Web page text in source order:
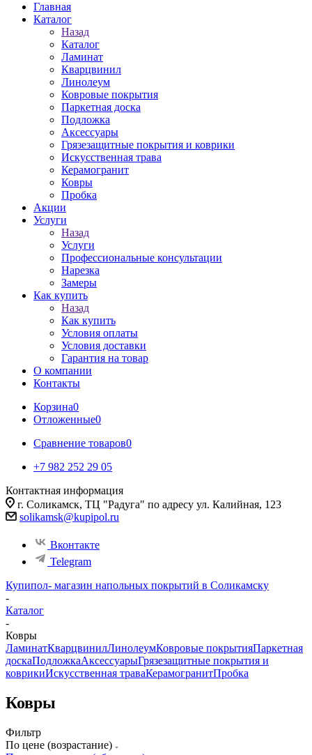
Главная
Каталог
Назад
Каталог
Ламинат
Кварцвинил
Линолеум
Ковровые покрытия
Паркетная доска
Подложка
Аксессуары
Грязезащитные покрытия и коврики
Искусственная трава
Керамогранит
Ковры
Пробка
Акции
Услуги
Назад
Услуги
Профессиональные консультации
Нарезка
Замеры
Как купить
Назад
Как купить
Условия оплаты
Условия доставки
Гарантия на товар
О компании
Контакты
Корзина0
Отложенные0
Сравнение товаров0
+7 982 252 29 05
Контактная информация
г. Соликамск, ТЦ "Радуга" по адресу ул. Калийная, 123
solikamsk@kupipol.ru
Вконтакте
Telegram
Купипол- магазин напольных покрытий в Соликамску
-
Каталог
-
Ковры
ЛаминатКварцвинилЛинолеумКовровые покрытияПаркетная
доскаПодложкаАксессуарыГрязезащитные покрытия и
коврикиИскусственная траваКерамогранитПробка
Ковры
Фильтр
По цене (возрастание)